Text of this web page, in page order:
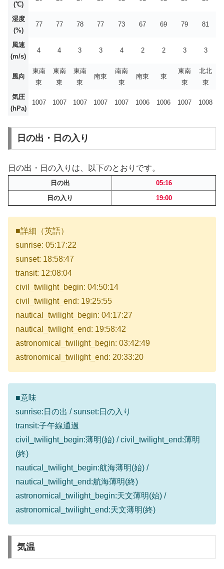
(℃)
湿度
(%)
77 77 78 77 73 67 69 79 81
風速
(m/s)
4 4 3 3 4 2 2 3 3
風向
東南
東
東南
東
東南
東
南東
南南
東
南東 東
東南
東
北北
東
気圧
(hPa)
1007 1007 1007 1007 1007 1006 1006 1007 1008
日の出・日の入り
日の出・日の入りは、以下のとおりです。
日の出
05:16
日の入り
19:00
■詳細（英語）
sunrise: 05:17:22
sunset: 18:58:47
transit: 12:08:04
civil_twilight_begin: 04:50:14
civil_twilight_end: 19:25:55
nautical_twilight_begin: 04:17:27
nautical_twilight_end: 19:58:42
astronomical_twilight_begin: 03:42:49
astronomical_twilight_end: 20:33:20
■意味
sunrise:日の出 / sunset:日の入り
transit:子午線通過
civil_twilight_begin:薄明(始) / civil_twilight_end:薄明
(終)
nautical_twilight_begin:航海薄明(始) /
nautical_twilight_end:航海薄明(終)
astronomical_twilight_begin:天文薄明(始) /
astronomical_twilight_end:天文薄明(終)
気温